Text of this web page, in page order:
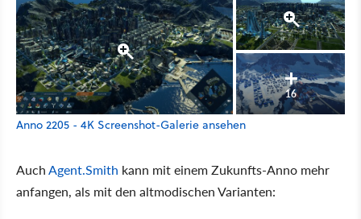
16
Anno 2205 - 4K Screenshot-Galerie ansehen
AuchAgent.Smith kann mit einem Zukunfts-Anno mehr
anfangen, als mit den altmodischen Varianten: